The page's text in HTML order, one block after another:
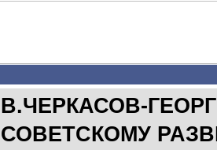
В.ЧЕРКАСОВ-
СОВЕТСКОМУ